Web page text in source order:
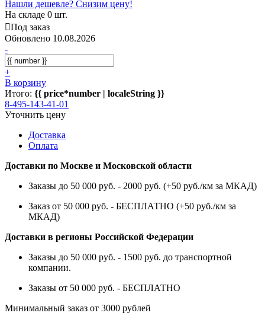
Нашли дешевле? Снизим цену!
На складе 0 шт.
Под заказ
Обновлено 10.08.2026
-
+
В корзину
Итого: {{ price*number | localeString }}
8-495-143-41-01
Уточнить цену
Доставка
Оплата
Доставки по Москве и Московской области
Заказы до 50 000 руб. - 2000 руб. (+50 руб./км за МКАД)
Заказ от 50 000 руб. - БЕСПЛАТНО (+50 руб./км за
МКАД)
Доставки в регионы Российской Федерации
Заказы до 50 000 руб. - 1500 руб. до транспортной
компании.
Заказы от 50 000 руб. - БЕСПЛАТНО
Минимальный заказ от 3000 рублей